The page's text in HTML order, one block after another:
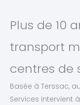
Plus de 10
transport
centres de
Basée à Terssac,
Services intervient